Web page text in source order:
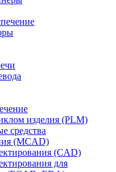
изделия (PLM)
средства
(MCAD)
(CAD)
для